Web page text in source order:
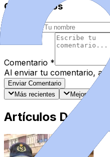
Comentarios
Comentario *
Al enviar tu comentario,
Enviar Comentario
Más recientes
Mejor
Artículos